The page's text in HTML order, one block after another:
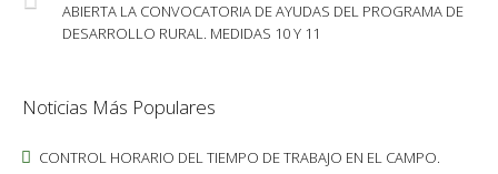
ABIERTA LA CONVOCATORIA DE AYUDAS DEL PROGRAMA DE
DESARROLLO RURAL. MEDIDAS 10 Y 11
Noticias Más Populares
CONTROL HORARIO DEL TIEMPO DE TRABAJO EN EL CAMPO.